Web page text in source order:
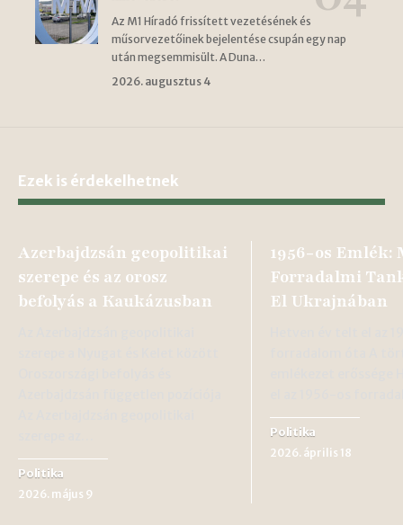
Az M1 Híradó frissített vezetésének és
műsorvezetőinek bejelentése csupán egy nap
után megsemmisült. A Duna…
2026. augusztus 4
Ezek is érdekelhetnek
Azerbajdzsán geopolitikai
szerepe és az orosz
befolyás a Kaukázusban
Politika
2026. május 9
1956-os Emlék:
Forradalmi
El Ukrajnában
Politika
2026. április 18